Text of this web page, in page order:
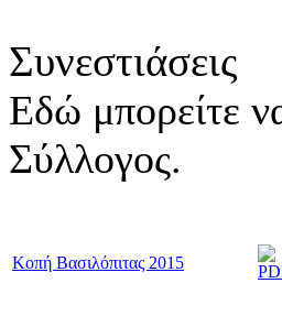
Συνεστιάσεις
Εδώ μπορείτε
Σύλλογος.
Κοπή Βασιλόπιτας 2015